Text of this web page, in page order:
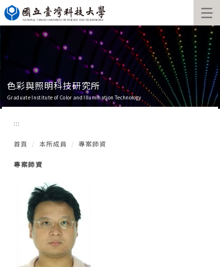
跳
到
主
容
區
色彩與照明科技研究所
Graduate Institute of Color and Illumination Technology
:::
首頁 本所成員 專案師資
專案師資